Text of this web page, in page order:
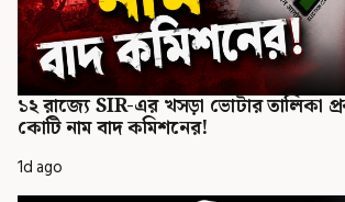
১২ রাজ্যে SIR-এর খসড়া ভোটার তালিকা
কোটি নাম বাদ কমিশনের!
1d ago